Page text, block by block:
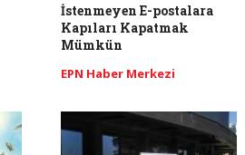
İstenmeyen E-postalara
Kapıları Kapatmak
Mümkün
EPN Haber Merkezi